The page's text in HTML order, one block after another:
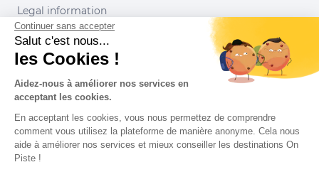
Legal information
Conditions of use
Our partners
Continuer sans accepter
Salut c'est nous...
les Cookies !
Aidez-nous à améliorer nos services en
acceptant les cookies.
En acceptant les cookies, vous nous permettez de comprendre
comment vous utilisez la plateforme de manière anonyme. Cela nous
aide à améliorer nos services et mieux conseiller les destinations On
Piste !